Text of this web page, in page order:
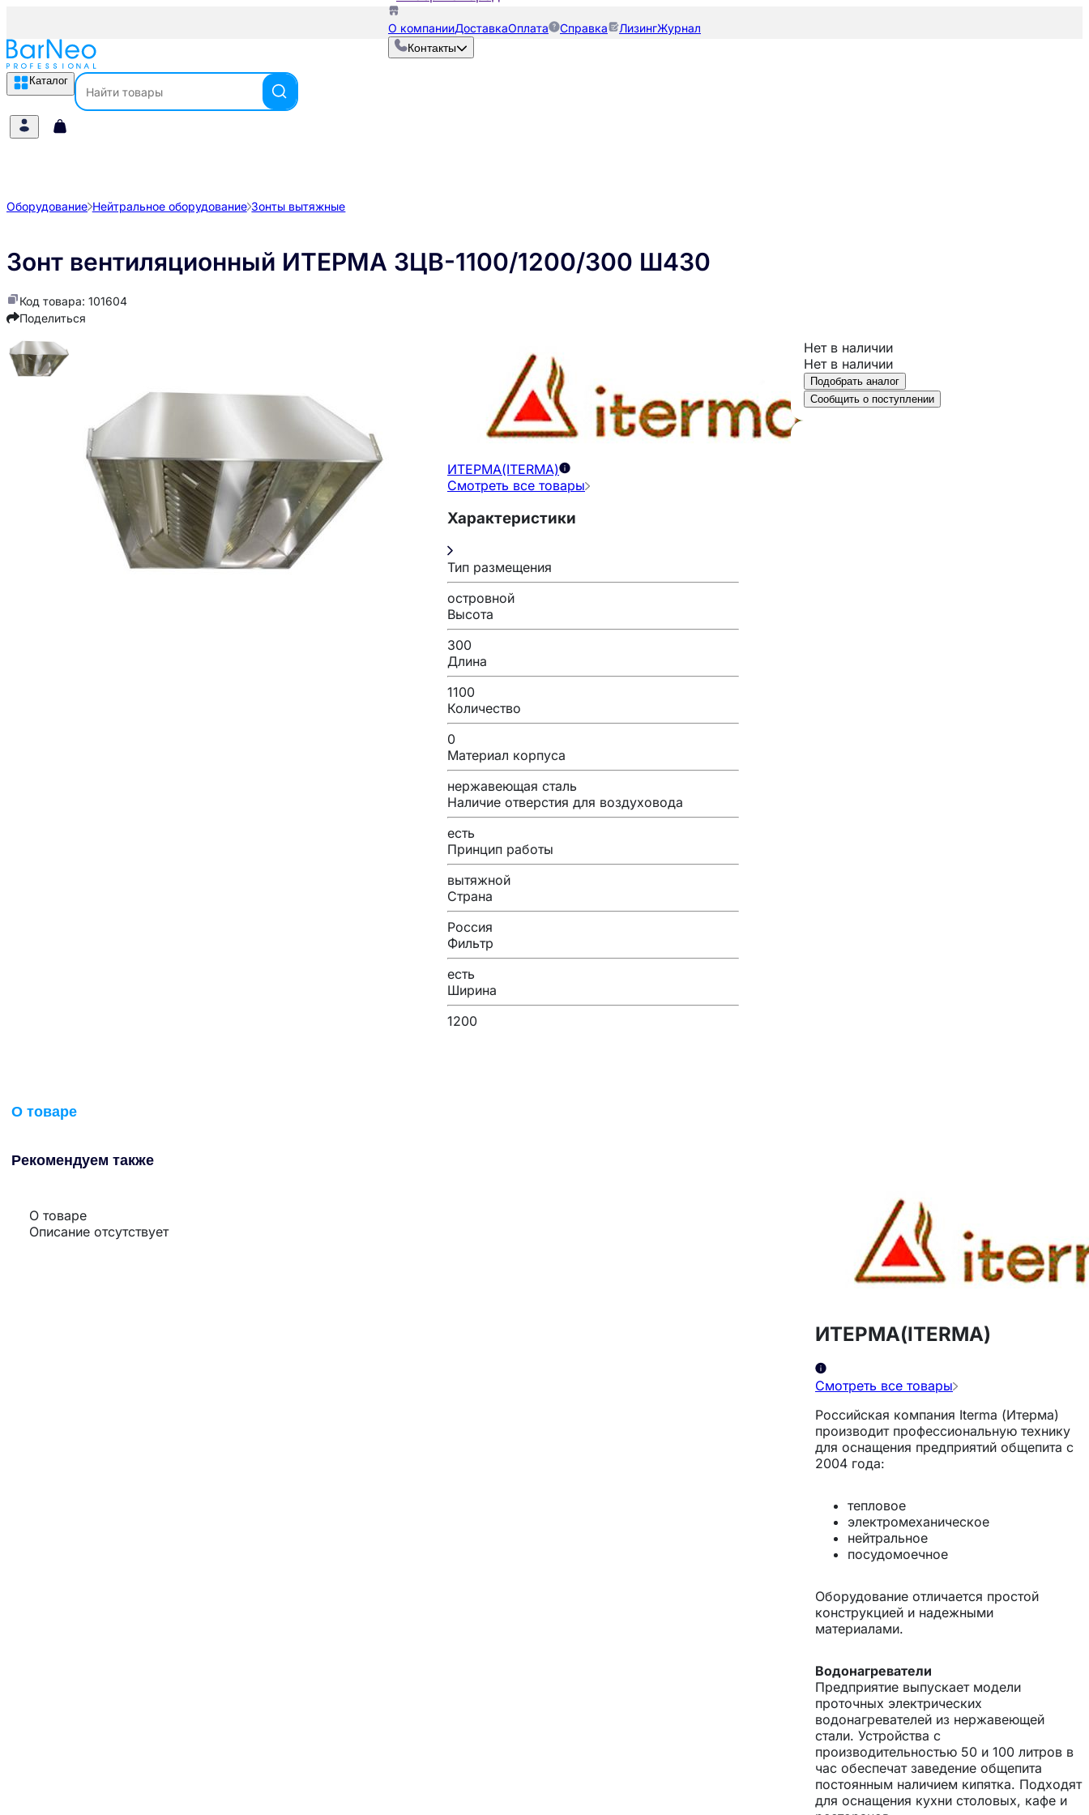
О компанииДоставкаОплата Справка ЛизингЖурнал
Контакты
Каталог
Оборудование Нейтральное оборудование Зонты вытяжные
Зонт вентиляционный ИТЕРМА ЗЦВ-1100/1200/300 Ш430
Код товара: 101604
Поделиться
ИТЕРМА(ITERMA)
Смотреть все товары
Характеристики
Тип размещения
островной
Высота
300
Длина
1100
Количество
0
Материал корпуса
нержавеющая сталь
Наличие отверстия для воздуховода
есть
Принцип работы
вытяжной
Страна
Россия
Фильтр
есть
Ширина
1200
Нет в наличии
Нет в наличии
Подобрать аналог
Сообщить о поступлении
О товаре
Рекомендуем также
О товаре
Описание отсутствует
ИТЕРМА(ITERMA)
Смотреть все товары
Российская компания Iterma (Итерма)
производит профессиональную технику
для оснащения предприятий общепита с
2004 года:
тепловое
электромеханическое
нейтральное
посудомоечное
Оборудование отличается простой
конструкцией и надежными
материалами.
Водонагреватели
Предприятие выпускает модели
проточных электрических
водонагревателей из нержавеющей
стали. Устройства с
производительностью 50 и 100 литров в
час обеспечат заведение общепита
постоянным наличием кипятка. Подходят
для оснащения кухни столовых, кафе и